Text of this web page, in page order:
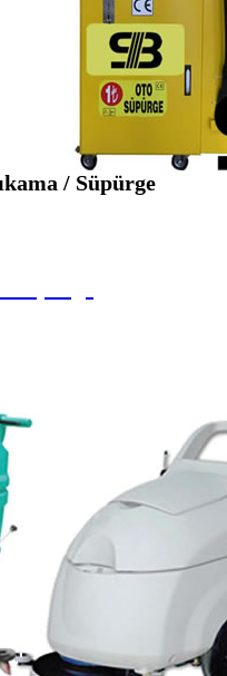
/ Süpürge